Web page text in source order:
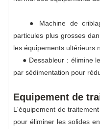
● Machine de
particules plus grosses
les équipements ultérieurs
● Dessableur : élimine
par sédimentation pour
Equipement de
L'équipement de
pour éliminer les solides